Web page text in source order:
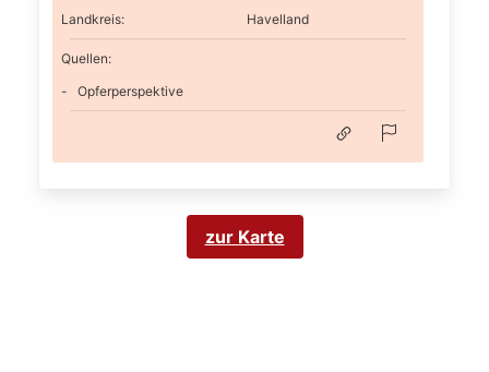
Landkreis: Havelland
Quellen:
Opferperspektive
zur Karte